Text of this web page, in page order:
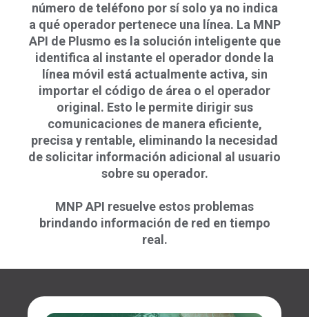
número de teléfono por sí solo ya no indica
a qué operador pertenece una línea. La MNP
API de Plusmo es la solución inteligente que
identifica al instante el operador donde la
línea móvil está actualmente activa, sin
importar el código de área o el operador
original. Esto le permite dirigir sus
comunicaciones de manera eficiente,
precisa y rentable, eliminando la necesidad
de solicitar información adicional al usuario
sobre su operador.
MNP API resuelve estos problemas
brindando información de red en tiempo
real.